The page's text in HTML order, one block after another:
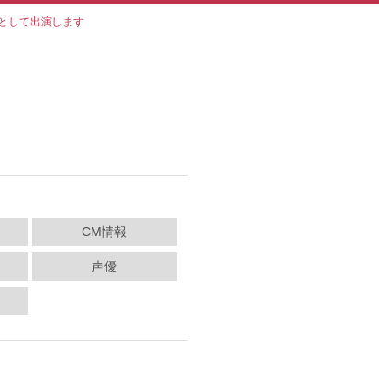
して出演します
CM情報
声優